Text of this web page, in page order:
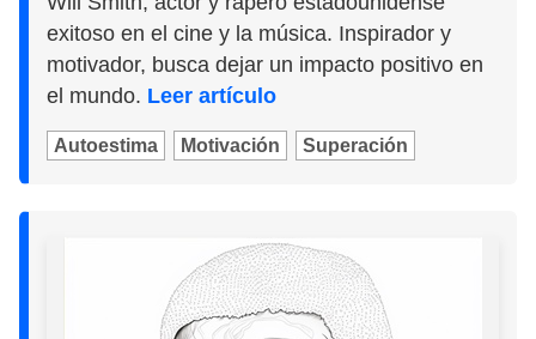
exitoso en el cine y la música. Inspirador y
motivador, busca dejar un impacto positivo en
el mundo. Leer artículo
Autoestima Motivación Superación